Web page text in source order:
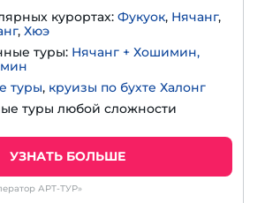
курортах: Фукуок, Нячанг,
, Хюэ
туры: Нячанг + Хошимин,
туры, круизы по бухте Халонг
туры любой сложности
УЗНАТЬ БОЛЬШЕ
АРТ-ТУР»